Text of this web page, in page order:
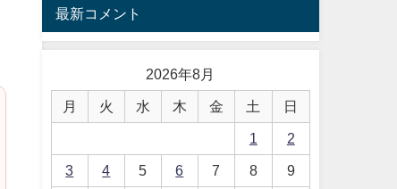
最新コメント
2026年8月
月 火 水 木 金 土 日
1 2
3 4 5 6 7 8 9